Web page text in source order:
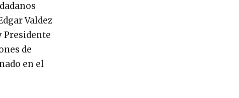
Valdez
Presidente
de
en el